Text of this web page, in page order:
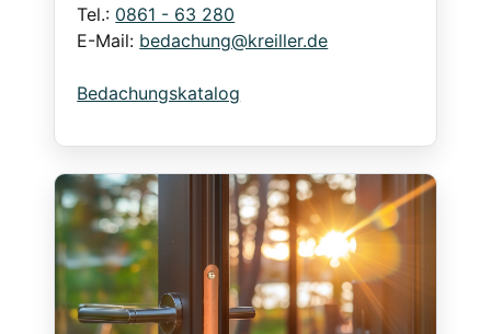
Tel.: 0861 - 63 280
E-Mail: bedachung@kreiller.de
Bedachungskatalog